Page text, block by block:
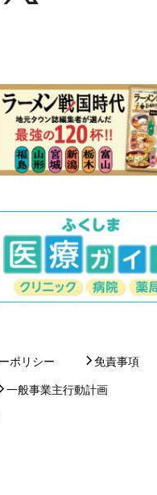
ポリシー 免責事項
一般事業主行動計画